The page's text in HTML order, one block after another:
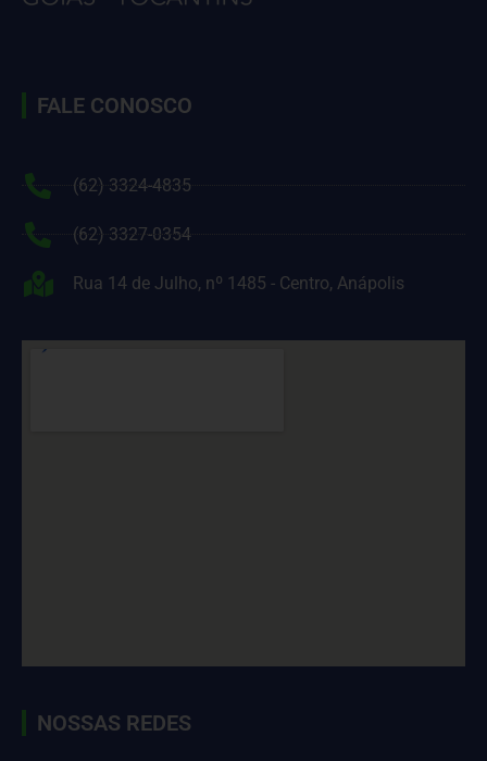
FALE CONOSCO
(62) 3324-4835
(62) 3327-0354
Rua 14 de Julho, nº 1485 - Centro, Anápolis
NOSSAS REDES